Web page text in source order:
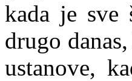
kada je
drugo
ustanove,